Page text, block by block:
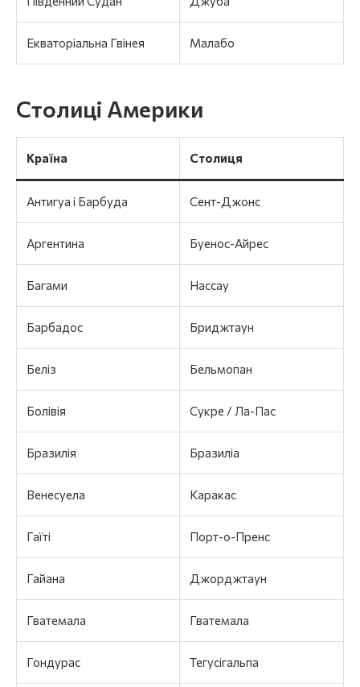
Екваторіальна Гвінея Малабо
Столиці Америки
Країна Столиця
Антигуа і Барбуда Сент-Джонс
Аргентина Буенос-Айрес
Багами Нассау
Барбадос Бриджтаун
Беліз Бельмопан
Болівія Сукре / Ла-Пас
Бразилія Бразиліа
Венесуела Каракас
Гаїті Порт-о-Пренс
Гайана Джорджтаун
Гватемала Гватемала
Гондурас Тегусігальпа